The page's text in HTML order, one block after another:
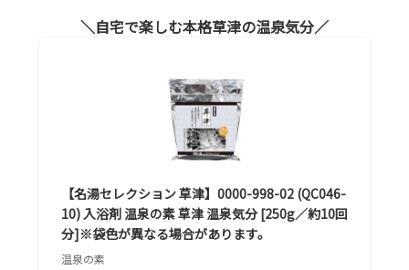
自宅で楽しむ本格草津の温泉気分
【名湯セレクション 草津】0000-998-02 (QC046-
10) 入浴剤 温泉の素 草津 温泉気分 [250g／約10回
分]※袋色が異なる場合があります。
温泉の素